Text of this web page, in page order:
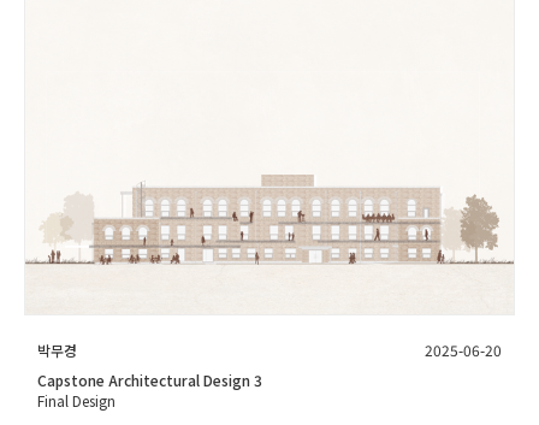
박무경
2025-06-20
Capstone Architectural Design 3
Final Design